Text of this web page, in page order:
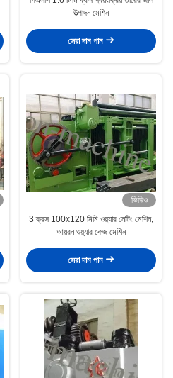
উত্পাদন মেশিন
সেরা দাম পান
ভিডিও
3 ক্রস 100x120 মিমি ওয়্যার নেটিং মেশিন,
আয়রন ওয়্যার কেজ মেশিন
সেরা দাম পান